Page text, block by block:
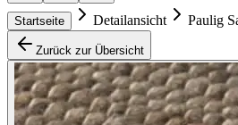
Startseite Detailansicht Paulig
Zurück zur Übersicht